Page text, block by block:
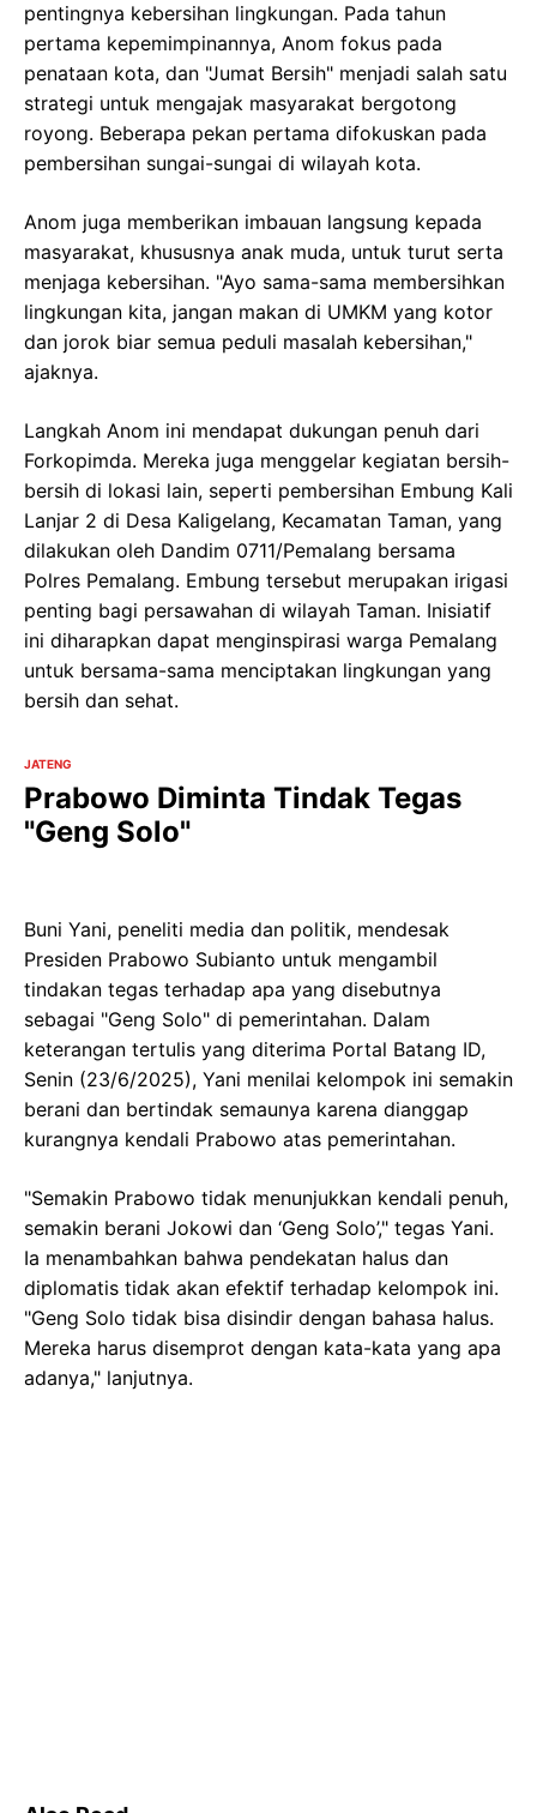
pentingnya kebersihan lingkungan. Pada tahun
pertama kepemimpinannya, Anom fokus pada
penataan kota, dan "Jumat Bersih" menjadi salah satu
strategi untuk mengajak masyarakat bergotong
royong. Beberapa pekan pertama difokuskan pada
pembersihan sungai-sungai di wilayah kota.
Anom juga memberikan imbauan langsung kepada
masyarakat, khususnya anak muda, untuk turut serta
menjaga kebersihan. "Ayo sama-sama membersihkan
lingkungan kita, jangan makan di UMKM yang kotor
dan jorok biar semua peduli masalah kebersihan,"
ajaknya.
Langkah Anom ini mendapat dukungan penuh dari
Forkopimda. Mereka juga menggelar kegiatan bersih-
bersih di lokasi lain, seperti pembersihan Embung Kali
Lanjar 2 di Desa Kaligelang, Kecamatan Taman, yang
dilakukan oleh Dandim 0711/Pemalang bersama
Polres Pemalang. Embung tersebut merupakan irigasi
penting bagi persawahan di wilayah Taman. Inisiatif
ini diharapkan dapat menginspirasi warga Pemalang
untuk bersama-sama menciptakan lingkungan yang
bersih dan sehat.
JATENG
Prabowo Diminta Tindak Tegas
"Geng Solo"
Buni Yani, peneliti media dan politik, mendesak
Presiden Prabowo Subianto untuk mengambil
tindakan tegas terhadap apa yang disebutnya
sebagai "Geng Solo" di pemerintahan. Dalam
keterangan tertulis yang diterima Portal Batang ID,
Senin (23/6/2025), Yani menilai kelompok ini semakin
berani dan bertindak semaunya karena dianggap
kurangnya kendali Prabowo atas pemerintahan.
"Semakin Prabowo tidak menunjukkan kendali penuh,
semakin berani Jokowi dan ‘Geng Solo’," tegas Yani.
Ia menambahkan bahwa pendekatan halus dan
diplomatis tidak akan efektif terhadap kelompok ini.
"Geng Solo tidak bisa disindir dengan bahasa halus.
Mereka harus disemprot dengan kata-kata yang apa
adanya," lanjutnya.